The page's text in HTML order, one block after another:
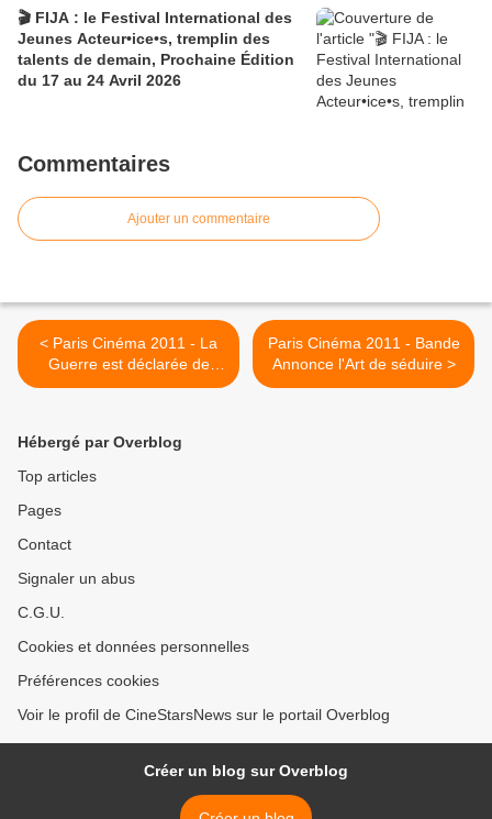
🎬 FIJA : le Festival International des
Jeunes Acteur•ice•s, tremplin des
talents de demain, Prochaine Édition
du 17 au 24 Avril 2026
Commentaires
Ajouter un commentaire
< Paris Cinéma 2011 - La
Guerre est déclarée de
Valerie Donzelli
Paris Cinéma 2011 - Bande
Annonce l'Art de séduire >
Hébergé par Overblog
Top articles
Pages
Contact
Signaler un abus
C.G.U.
Cookies et données personnelles
Préférences cookies
Voir le profil de CineStarsNews sur le portail Overblog
Créer un blog sur Overblog